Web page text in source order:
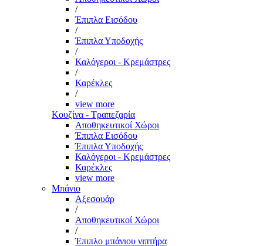
/
Έπιπλα Εισόδου
/
Έπιπλα Υποδοχής
/
Καλόγεροι - Κρεμάστρες
/
Καρέκλες
/
view more
Κουζίνα - Τραπεζαρία
Αποθηκευτικοί Χώροι
Έπιπλα Εισόδου
Έπιπλα Υποδοχής
Καλόγεροι - Κρεμάστρες
Καρέκλες
view more
Μπάνιο
Αξεσουάρ
/
Αποθηκευτικοί Χώροι
/
Έπιπλο μπάνιου νιπτήρα